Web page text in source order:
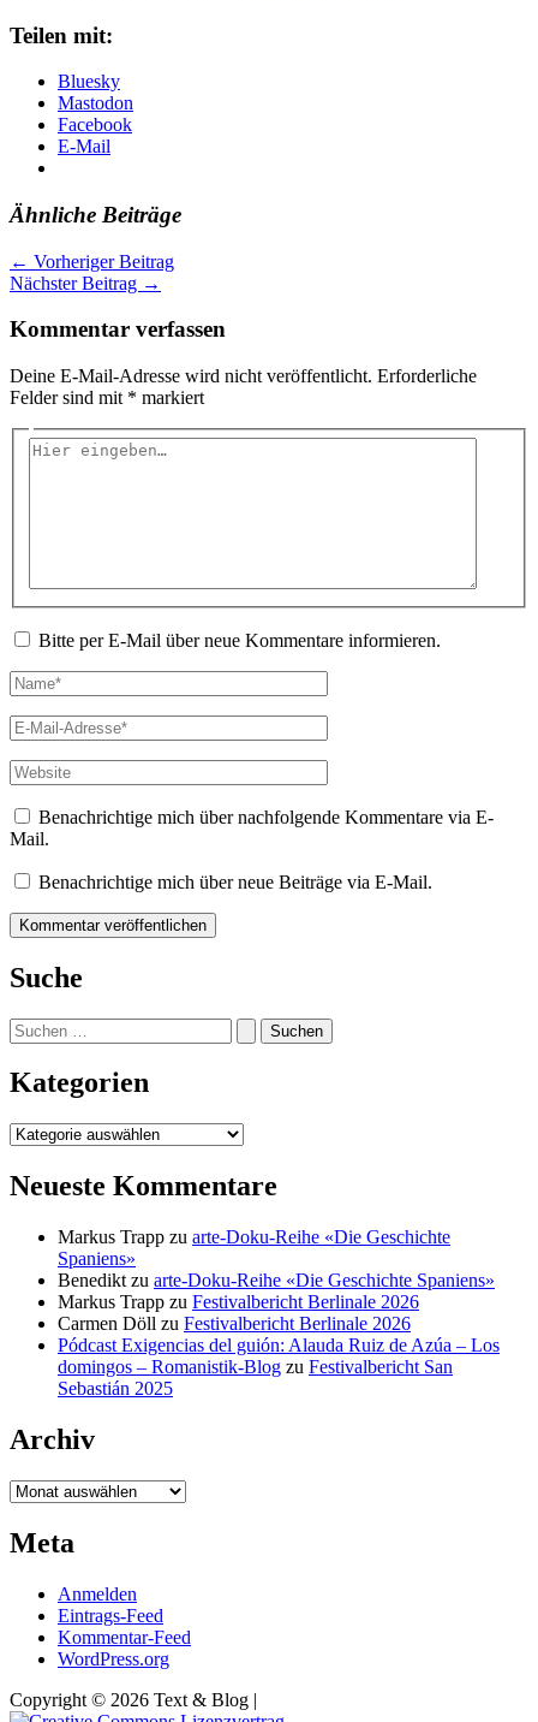
Teilen mit:
Bluesky
Mastodon
Facebook
E-Mail
Ähnliche Beiträge
← Vorheriger Beitrag
Nächster Beitrag →
Kommentar verfassen
Deine E-Mail-Adresse wird nicht veröffentlicht. Erforderliche
Felder sind mit * markiert
Hier
Bitte per E-Mail über neue Kommentare informieren.
Name*
E-
Mail-
Adresse*
Website
Benachrichtige mich über nachfolgende Kommentare via E-
Mail.
Benachrichtige mich über neue Beiträge via E-Mail.
Suche
Suchen
nach:
Kategorien
Kategorien
Neueste Kommentare
Markus Trapp zu arte-Doku-Reihe «Die Geschichte
Spaniens»
Benedikt zu arte-Doku-Reihe «Die Geschichte Spaniens»
Markus Trapp zu Festivalbericht Berlinale 2026
Carmen Döll zu Festivalbericht Berlinale 2026
Pódcast Exigencias del guión: Alauda Ruiz de Azúa – Los
domingos – Romanistik-Blog zu Festivalbericht San
Sebastián 2025
Archiv
Archiv
Meta
Anmelden
Eintrags-Feed
Kommentar-Feed
WordPress.org
Copyright © 2026 Text & Blog |